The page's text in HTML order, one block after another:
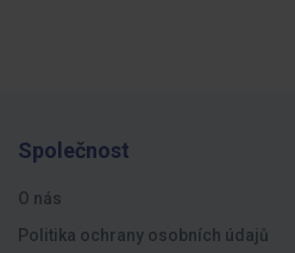
Společnost
O nás
Politika ochrany osobních údajů